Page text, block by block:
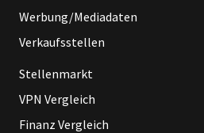
Werbung/Mediadaten
Verkaufsstellen
Stellenmarkt
VPN Vergleich
Finanz Vergleich